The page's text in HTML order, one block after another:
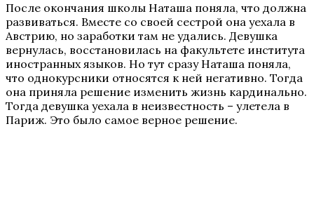
После окончания школы Наташа поняла, что должна
развиваться. Вместе со своей сестрой она уехала в
Австрию, но заработки там не удались. Девушка
вернулась, восстановилась на факультете института
иностранных языков. Но тут сразу Наташа поняла,
что однокурсники относятся к ней негативно. Тогда
она приняла решение изменить жизнь кардинально.
Тогда девушка уехала в неизвестность – улетела в
Париж. Это было самое верное решение.